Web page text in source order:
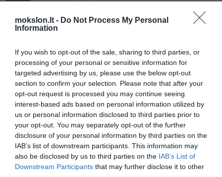
mokslon.lt - Do Not Process My Personal
Information
If you wish to opt-out of the sale, sharing to third parties, or
processing of your personal or sensitive information for
targeted advertising by us, please use the below opt-out
section to confirm your selection. Please note that after your
opt-out request is processed you may continue seeing
interest-based ads based on personal information utilized by
us or personal information disclosed to third parties prior to
your opt-out. You may separately opt-out of the further
disclosure of your personal information by third parties on the
IAB’s list of downstream participants. This information may
also be disclosed by us to third parties on the IAB’s List of
Downstream Participants that may further disclose it to other
pardavė inkstą
Tyrimas atskleidžia kaip mes
mokomės iš savo varžovų
Apie pasaulinę migraciją galima
spręsti iš elektroninio pašto
duomenų
Surastas pulsaras, netelpantis į
dabartinių teorijų rėmus
Philips pagamino dėvimą
skausmą malšinantį įrenginį